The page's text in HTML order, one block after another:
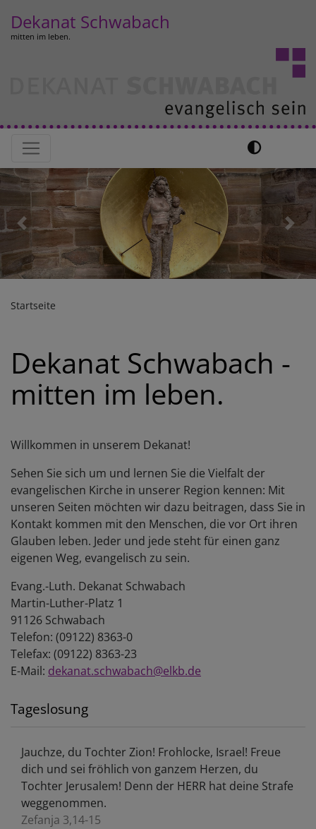
zum
Inhalt
Dekanat Schwabach
mitten im leben.
Hauptnavigation
Previous Next
Startseite
Dekanat Schwabach -
mitten im leben.
Willkommen in unserem Dekanat!
Sehen Sie sich um und lernen Sie die Vielfalt der
evangelischen Kirche in unserer Region kennen: Mit
unseren Seiten möchten wir dazu beitragen, dass Sie in
Kontakt kommen mit den Menschen, die vor Ort ihren
Glauben leben. Jeder und jede steht für einen ganz
eigenen Weg, evangelisch zu sein.
Evang.-Luth. Dekanat Schwabach
Martin-Luther-Platz 1
91126 Schwabach
Telefon: (09122) 8363-0
Telefax: (09122) 8363-23
E-Mail: dekanat.schwabach@elkb.de
Tageslosung
Jauchze, du Tochter Zion! Frohlocke, Israel! Freue
dich und sei fröhlich von ganzem Herzen, du
Tochter Jerusalem! Denn der HERR hat deine Strafe
weggenommen.
Zefanja 3,14-15